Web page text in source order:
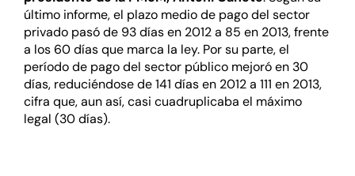
último informe, el plazo medio de pago del sector
privado pasó de 93 días en 2012 a 85 en 2013, frente
a los 60 días que marca la ley. Por su parte, el
período de pago del sector público mejoró en 30
días, reduciéndose de 141 días en 2012 a 111 en 2013,
cifra que, aun así, casi cuadruplicaba el máximo
legal (30 días).